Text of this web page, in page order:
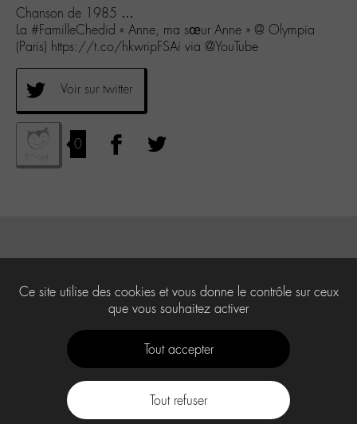
Chanson de 1985 …
La #FamilleChedid « Anne, ma sœur Anne » @ Olympia
(Paris) https://t.co/hkwripFSAi via @YouTube
Voir sur twitter
0
Ce site utilise des cookies et vous donne le contrôle sur ceux
que vous souhaitez activer
Tout accepter
Tout refuser